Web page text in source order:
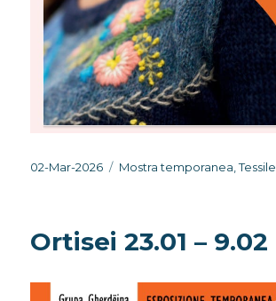
Pubblicato
02-Mar-2026 Categorie
Mostra temporanea,Tessile
Ortisei 23.01 – 9.02